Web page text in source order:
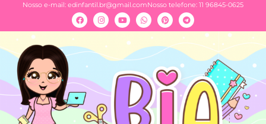
Nosso e-mail: edinfantil.br@gmail.comNosso telefone: 11 96845-0625